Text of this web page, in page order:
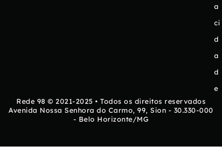
a
ci
d
a
d
e
Rede 98 © 2021-2025 • Todos os direitos reservados
Avenida Nossa Senhora do Carmo, 99, Sion - 30.330-000
- Belo Horizonte/MG